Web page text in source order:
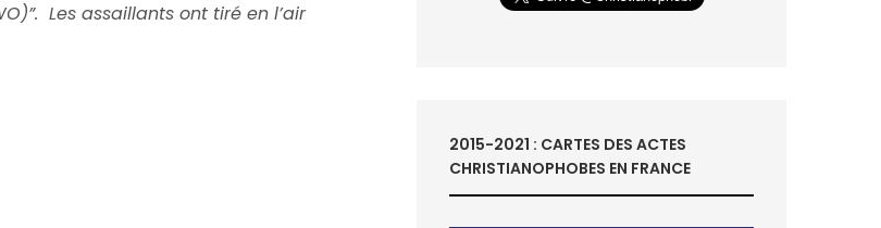
Les assaillants ont tiré en l’air
2015-2021 : CARTES DES ACTES
CHRISTIANOPHOBES EN FRANCE